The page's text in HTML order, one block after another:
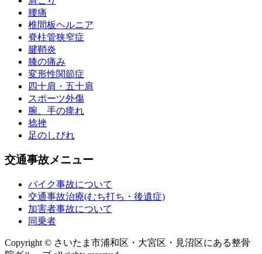
腰痛
椎間板ヘルニア
脊柱管狭窄症
腱鞘炎
膝の痛み
変形性関節症
四十肩・五十肩
スポーツ外傷
腕、手の痺れ
捻挫
足のしびれ
交通事故メニュー
バイク事故について
交通事故治療(むち打ち・後遺症)
加害者事故について
同乗者
Copyright © さいたま市浦和区・大宮区・見沼区にある整骨